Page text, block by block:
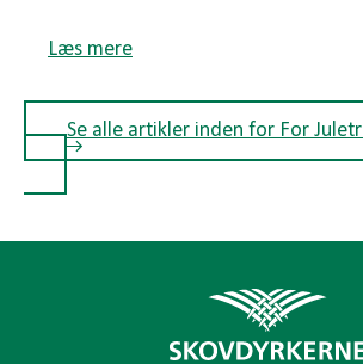
Læs mere
Se alle artikler inden for For